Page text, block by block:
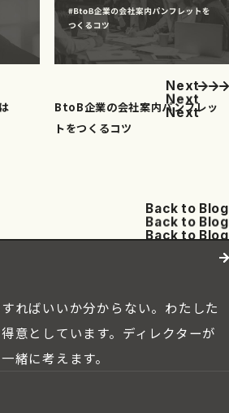
BtoB企業の会社案内パンフレッ
トをつくるコツ
Next
Next
Next
Back to Blog
Back to Blog
BacktoBlog
ればいいか分からない。わたした
意としています。ディレクターが
緒に考えます。